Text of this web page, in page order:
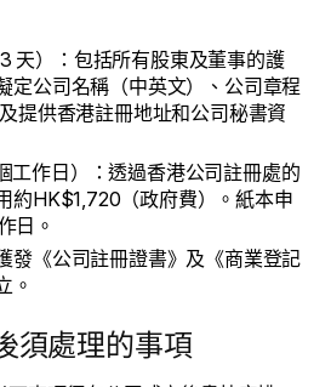
3 天）：包括所有股東及董事的護
定公司名稱（中英文）、公司章程
提供香港註冊地址和公司秘書資
個工作日）：透過香港公司註冊處的
約HK$1,720（政府費）。紙本申
日。
發《公司註冊證書》及《商業登記
。
須處理的事項